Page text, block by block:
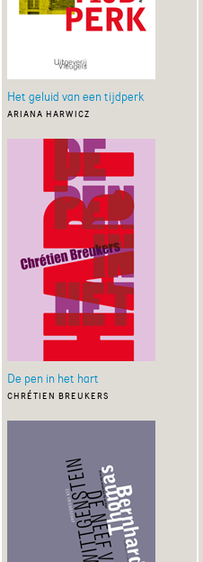
Het geluid van een tijdperk
ariana harwicz
De pen in het hart
chrétien breukers